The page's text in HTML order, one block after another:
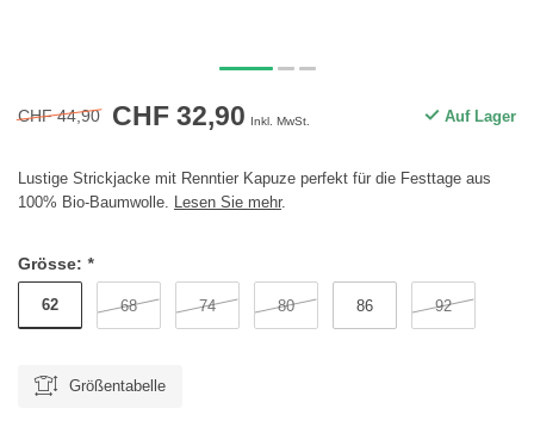
CHF 44,90 CHF 32,90 Inkl. MwSt. Auf Lager
Lustige Strickjacke mit Renntier Kapuze perfekt für die Festtage aus
100% Bio-Baumwolle. Lesen Sie mehr.
Grösse: *
62 68 74 80 86 92
Größentabelle